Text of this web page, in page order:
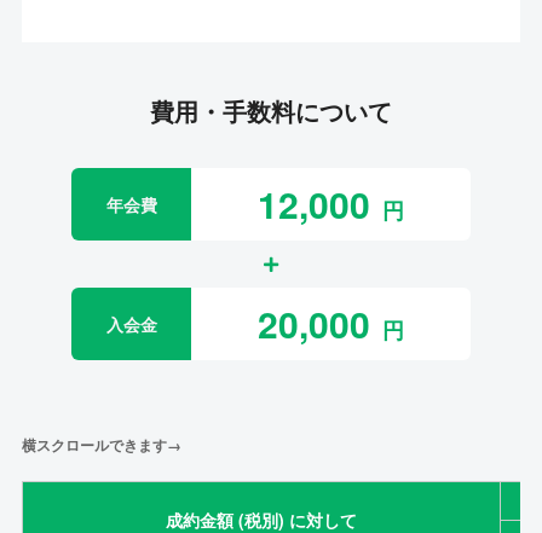
費用・手数料について
年会費 12,000
入会金 20,000
横スクロールできます→
成約金額 (税別) に対して